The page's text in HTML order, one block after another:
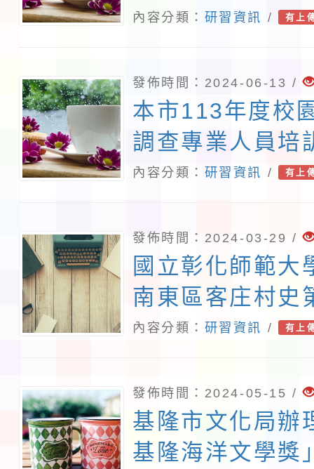
與實作課程北區
坊」實施計畫
內容分類： 研習資訊 / 有上
發佈時間：2024-06-13 /
本市113年度校
調查專業人員培
人防治教育專業
內容分類： 研習資訊 / 有上
發佈時間：2024-03-29 /
國立彰化師範大
南東區客庄村史
暨撰寫輔導計畫
內容分類： 研習資訊 / 有上
發佈時間：2024-05-15 /
基隆市文化局辦
基隆海洋文學獎